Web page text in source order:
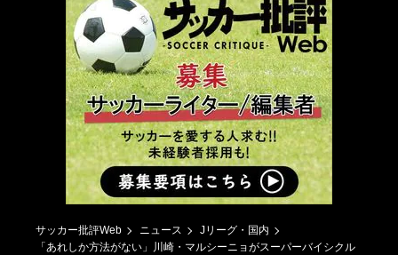
サッカー批評Web ニュース
Jリーグ・国内
「あれしか方法がない」川崎・マルシーニョがスーパーバイシクル